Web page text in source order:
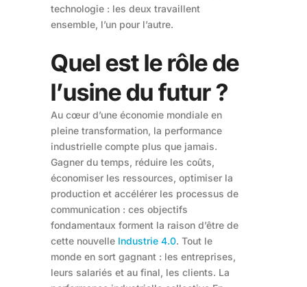
technologie : les deux travaillent
ensemble, l’un pour l’autre.
Quel est le rôle de
l’usine du futur ?
Au cœur d’une économie mondiale en
pleine transformation, la performance
industrielle compte plus que jamais.
Gagner du temps, réduire les coûts,
économiser les ressources, optimiser la
production et accélérer les processus de
communication : ces objectifs
fondamentaux forment la raison d’être de
cette nouvelle Industrie 4.0. Tout le
monde en sort gagnant : les entreprises,
leurs salariés et au final, les clients. La